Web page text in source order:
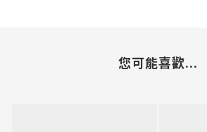
您可能喜歡...